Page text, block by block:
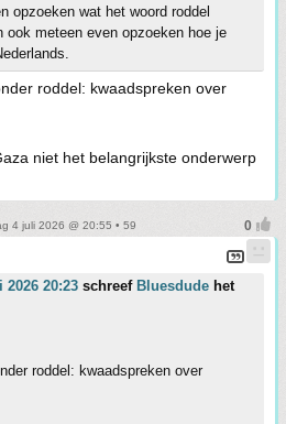
opzoeken wat het woord roddel
ook meteen even opzoeken hoe je
roddel: kwaadspreken over
niet het belangrijkste onderwerp
4 juli 2026 @ 20:55 • 59
20:23 schreef Bluesdude het
roddel: kwaadspreken over